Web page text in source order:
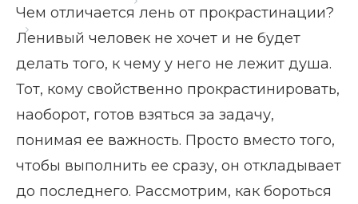
Чем отличается лень от прокрастинации
Чем отличается лень от прокрастинации?
Ленивый человек не хочет и не будет
делать того, к чему у него не лежит душа.
Тот, кому свойственно прокрастинировать,
наоборот, готов взяться за задачу,
понимая ее важность. Просто вместо того,
чтобы выполнить ее сразу, он откладывает
до последнего. Рассмотрим, как бороться